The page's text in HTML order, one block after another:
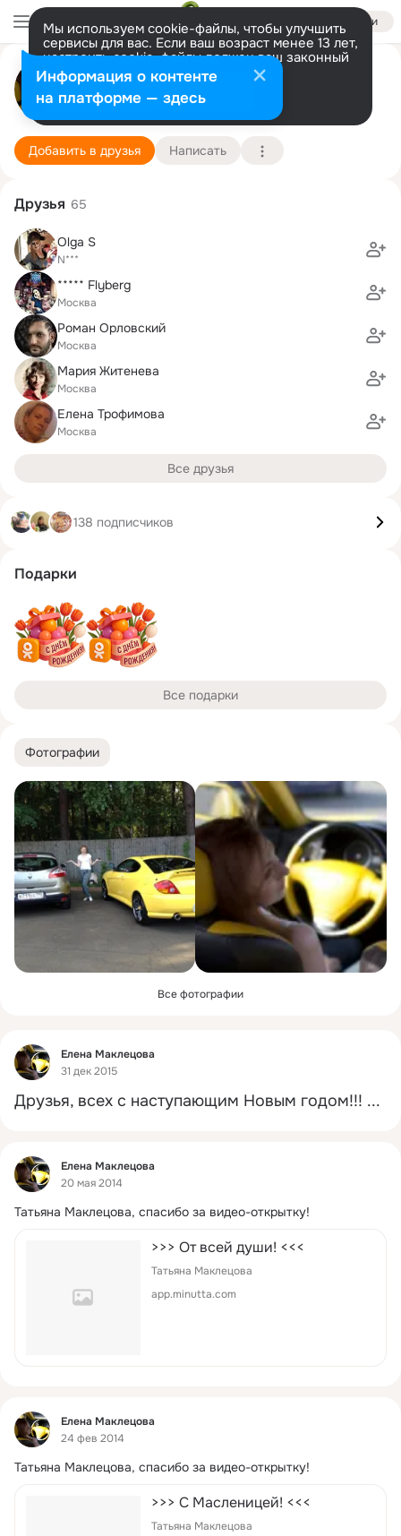
Войти
Мы используем cookie-файлы, чтобы улучшить
сервисы для вас. Если ваш возраст менее 13 лет,
настроить cookie-файлы должен ваш законный
представитель. Больше информации
Разрешить все Настроить
Елена Маклецова
Люберцы 27 июня (48 лет)
Добавить в друзья Написать
Фотографии
Все фотографии
Фид
Елена Маклецова
31 дек 2015
Друзья, всех с наступающим Новым годом!!! ...
Фид
Елена Маклецова
20 мая 2014
Татьяна Маклецова, спасибо за видео-открытку!
>>> От всей души! <<<
Татьяна Маклецова
app.minutta.com
Фид
Елена Маклецова
24 фев 2014
Татьяна Маклецова, спасибо за видео-открытку!
>>> С Масленицей! <<<
Татьяна Маклецова
Друзья 65
Olga S
N***
***** Flyberg
Москва
Роман Орловский
Москва
Мария Житенева
Москва
Елена Трофимова
Москва
Все друзья
138 подписчиков
Подарки
Все подарки
Информация о контенте
на платформе — здесь